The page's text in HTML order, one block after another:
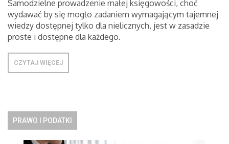
Samodzielne prowadzenie małej księgowości, choć
wydawać by się mogło zadaniem wymagającym tajemnej
wiedzy dostępnej tylko dla nielicznych, jest w zasadzie
proste i dostępne dla każdego.
CZYTAJ WIĘCEJ
PRAWO I PODATKI